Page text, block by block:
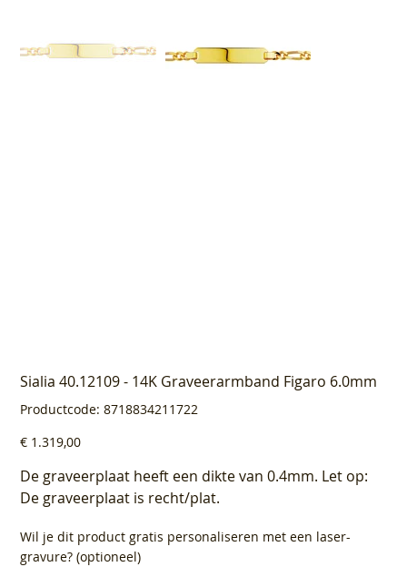
Sialia 40.12109 - 14K Graveerarmband Figaro 6.0mm
Productcode: Productcode
8718834211722
8718834211722
Prijs
€ 1.319,00
De graveerplaat heeft een dikte van 0.4mm. Let op:
De graveerplaat is recht/plat.
Wil je dit product gratis personaliseren met een laser-
gravure? (optioneel)